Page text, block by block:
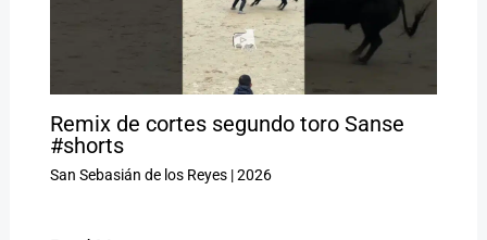
Remix de cortes segundo toro Sanse
#shorts
San Sebasián de los Reyes|2026